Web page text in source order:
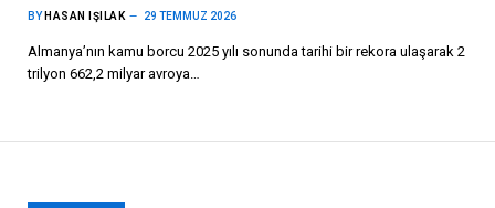
BY HASAN IŞILAK 29 TEMMUZ 2026
Almanya’nın kamu borcu 2025 yılı sonunda tarihi bir rekora ulaşarak 2
trilyon 662,2 milyar avroya…